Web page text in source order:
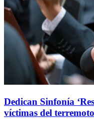
Dedican Sinfonía
víctimas del